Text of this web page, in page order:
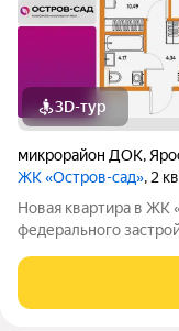
3D-тур
микрорайон ДОК,
ЖК «Остров-сад», 2
Новая квартира в ЖК
федерального
Девелопмент.